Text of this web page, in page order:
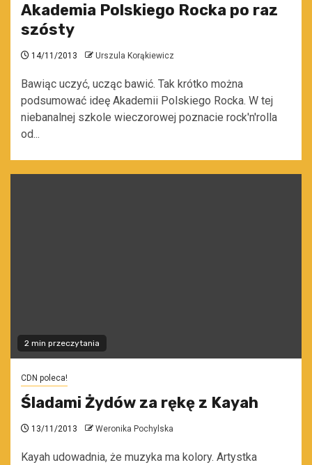
Akademia Polskiego Rocka po raz
szósty
14/11/2013 Urszula Korąkiewicz
Bawiąc uczyć, ucząc bawić. Tak krótko można
podsumować ideę Akademii Polskiego Rocka. W tej
niebanalnej szkole wieczorowej poznacie rock'n'rolla
od...
2 min przeczytania
CDN poleca!
Śladami Żydów za rękę z Kayah
13/11/2013 Weronika Pochylska
Kayah udowadnia, że muzyka ma kolory. Artystka